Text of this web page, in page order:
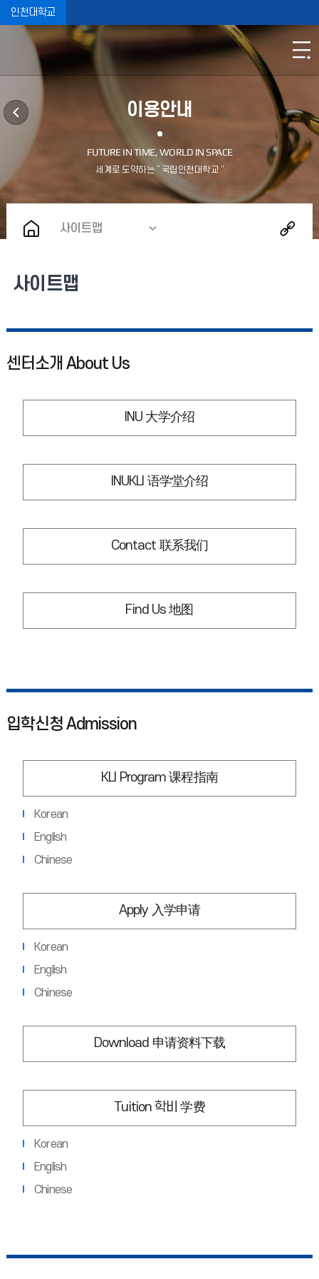
인천대학교
이용안내
사이트맵
사이트맵
센터소개 About Us
INU 大学介绍
INUKLI 语学堂介绍
Contact 联系我们
Find Us 地图
입학신청 Admission
KLI Program 课程指南
Korean
English
Chinese
Apply 入学申请
Korean
English
Chinese
Download 申请资料下载
Tuition 학비 学费
Korean
English
Chinese